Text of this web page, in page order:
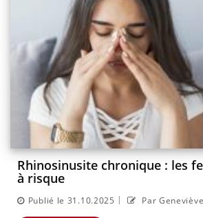
Rhinosinusite chronique : les
à risque
Publié le 31.10.2025 | Par